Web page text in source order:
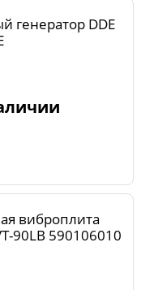
генератор DDE
виброплита
90LB 590106010